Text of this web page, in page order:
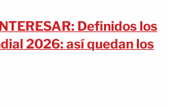
Definidos los
2026: así quedan los